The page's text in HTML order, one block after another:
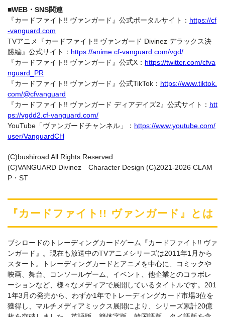
■WEB・SNS関連
『カードファイト!! ヴァンガード』公式ポータルサイト： https://cf
-vanguard.com
TVアニメ『カードファイト!! ヴァンガード Divinez デラックス決
勝編』公式サイト： https://anime.cf-vanguard.com/vgd/
『カードファイト!! ヴァンガード』公式X： https://twitter.com/cfva
nguard_PR
『カードファイト!! ヴァンガード』公式TikTok： https://www.tiktok.
com/@cfvanguard
『カードファイト!! ヴァンガード ディアデイズ2』公式サイト： htt
ps://vgdd2.cf-vanguard.com/
YouTube「ヴァンガードチャンネル」： https://www.youtube.com/
user/VanguardCH
(C)bushiroad All Rights Reserved.
(C)VANGUARD Divinez Character Design (C)2021-2026 CLAM
P・ST
『カードファイト!! ヴァンガード』とは
ブシロードのトレーディングカードゲーム『カードファイト!! ヴァ
ンガード』。現在も放送中のTVアニメシリーズは2011年1月から
スタート。トレーディングカードとアニメを中心に、コミックや
映画、舞台、コンソールゲーム、イベント、他企業とのコラボレ
ーションなど、様々なメディアで展開しているタイトルです。201
1年3月の発売から、わずか1年でトレーディングカード市場3位を
獲得し、マルチメディアミックス展開により、シリーズ累計20億